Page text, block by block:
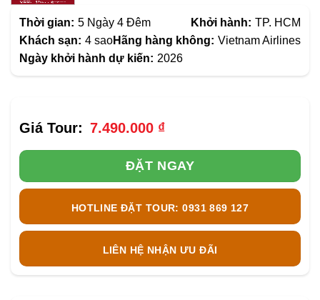
Thời gian: 5 Ngày 4 Đêm Khởi hành: TP. HCM
Khách sạn: 4 saoHãng hàng không: Vietnam Airlines
Ngày khởi hành dự kiến: 2026
7.490.000 ₫
ĐẶT NGAY
HOTLINE ĐẶT TOUR: 0931 869 127
LIÊN HỆ NHẬN ƯU ĐÃI